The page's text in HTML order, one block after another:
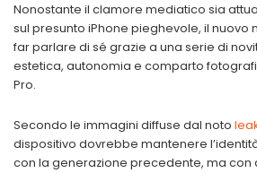
Nonostante il clamore mediatico sia
sul presunto iPhone pieghevole, il nuovo
far parlare di sé grazie a una serie di
estetica, autonomia e comparto
Pro.
Secondo le immagini diffuse dal noto
dispositivo dovrebbe mantenere
con la generazione precedente, ma con